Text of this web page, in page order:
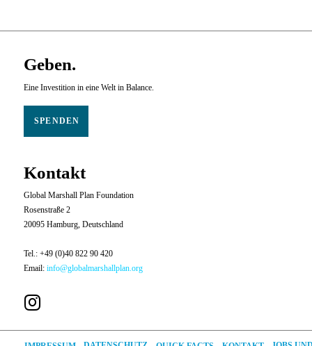
Geben.
Eine Investition in eine Welt in Balance.
SPENDEN
Kontakt
Global Marshall Plan Foundation
Rosenstraße 2
20095 Hamburg, Deutschland
Tel.: +49 (0)40 822 90 420
Email: info@globalmarshallplan.org